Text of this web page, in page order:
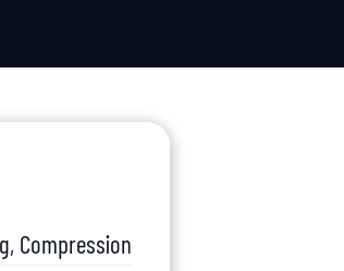
Compression